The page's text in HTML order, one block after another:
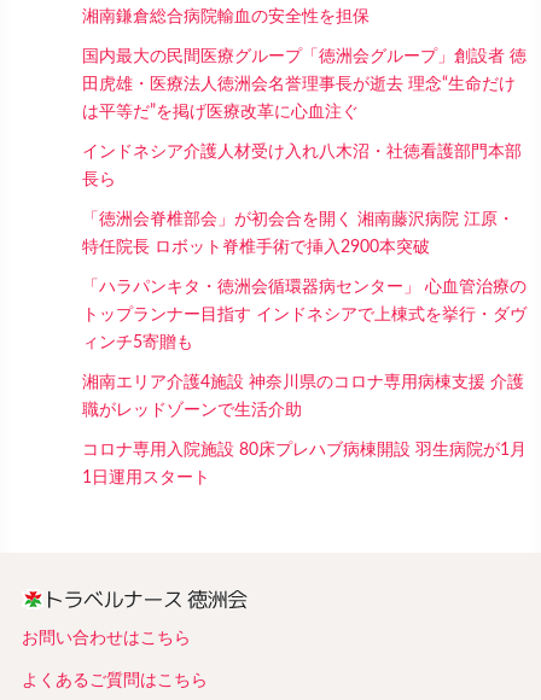
湘南鎌倉総合病院輸血の安全性を担保
国内最大の民間医療グループ「徳洲会グループ」創設者 徳
田虎雄・医療法人徳洲会名誉理事長が逝去 理念“生命だけ
は平等だ”を掲げ医療改革に心血注ぐ
インドネシア介護人材受け入れ八木沼・社徳看護部門本部
長ら
「徳洲会脊椎部会」が初会合を開く 湘南藤沢病院 江原・
特任院長 ロボット脊椎手術で挿入2900本突破
「ハラパンキタ・徳洲会循環器病センター」 心血管治療の
トップランナー目指す インドネシアで上棟式を挙行・ダヴ
ィンチ5寄贈も
湘南エリア介護4施設 神奈川県のコロナ専用病棟支援 介護
職がレッドゾーンで生活介助
コロナ専用入院施設 80床プレハブ病棟開設 羽生病院が1月
1日運用スタート
お問い合わせはこちら
よくあるご質問はこちら